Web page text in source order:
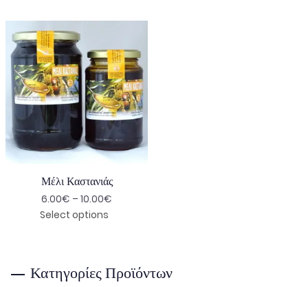
Μέλι Καστανιάς
6.00€ –10.00€
Select options
Κατηγορίες Προϊόντων